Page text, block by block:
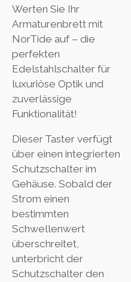
Werten Sie Ihr
Armaturenbrett mit
NorTide auf – die
perfekten
Edelstahlschalter für
luxuriöse Optik und
zuverlässige
Funktionalität!
Dieser Taster verfügt
über einen integrierten
Schutzschalter im
Gehäuse. Sobald der
Strom einen
bestimmten
Schwellenwert
überschreitet,
unterbricht der
Schutzschalter den